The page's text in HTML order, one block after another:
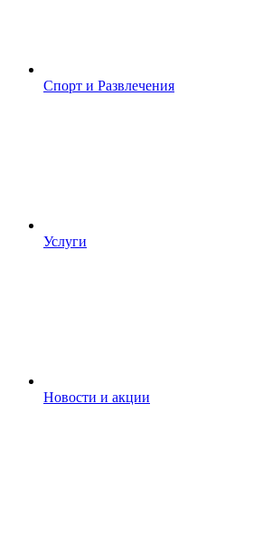
Спорт и Развлечения
Услуги
Новости и акции